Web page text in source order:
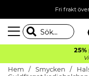
Fri frakt
25%
Hem Smycken